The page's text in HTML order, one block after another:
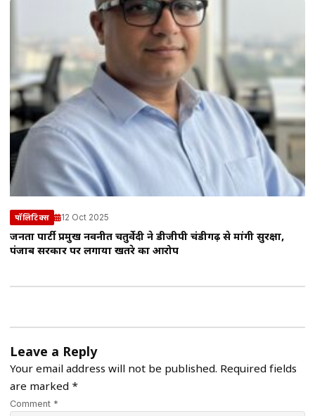
पॉलिटिक्स 12 Oct 2025
जनता पार्टी प्रमुख नवनीत चतुर्वेदी ने डीजीपी चंडीगढ़ से मांगी सुरक्षा,
पंजाब सरकार पर लगाया खतरे का आरोप
Leave a Reply
Your email address will not be published. Required fields
are marked *
Comment *